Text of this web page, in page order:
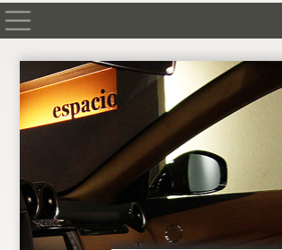
在庫情報
買取査定
ニュース
ギャラリー